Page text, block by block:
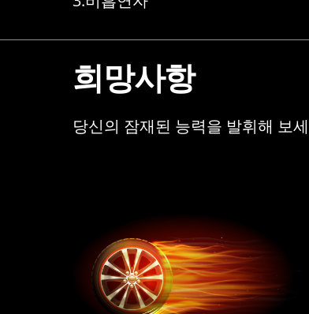
희망사항
당신의 잠재된 능력을 발휘해 보